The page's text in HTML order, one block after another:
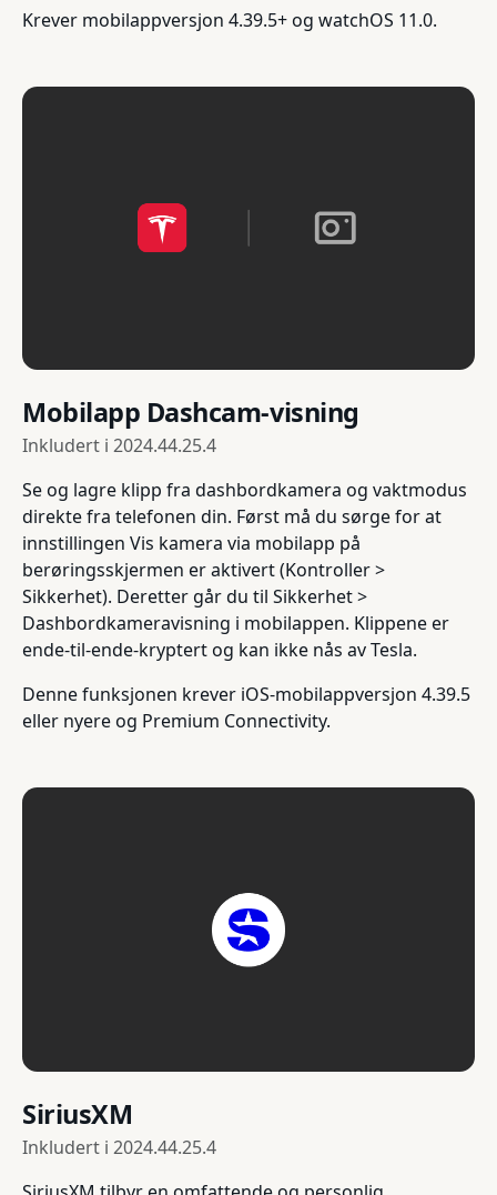
Krever mobilappversjon 4.39.5+ og watchOS 11.0.
Mobilapp Dashcam-visning
Inkludert i 2024.44.25.4
Se og lagre klipp fra dashbordkamera og vaktmodus
direkte fra telefonen din. Først må du sørge for at
innstillingen Vis kamera via mobilapp på
berøringsskjermen er aktivert (Kontroller >
Sikkerhet). Deretter går du til Sikkerhet >
Dashbordkameravisning i mobilappen. Klippene er
ende-til-ende-kryptert og kan ikke nås av Tesla.
Denne funksjonen krever iOS-mobilappversjon 4.39.5
eller nyere og Premium Connectivity.
SiriusXM
Inkludert i 2024.44.25.4